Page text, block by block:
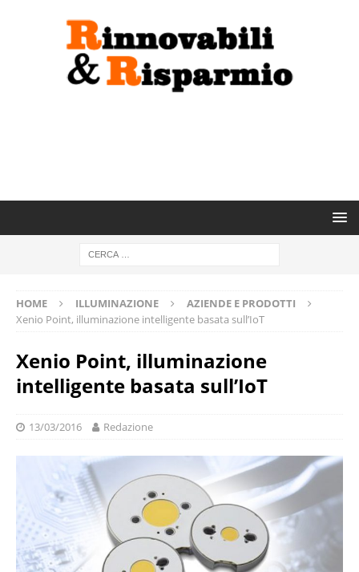
HOME ILLUMINAZIONE
AZIENDE E PRODOTTI
Xenio Point, illuminazione intelligente basata sull’IoT
Xenio Point, illuminazione
intelligente basata sull’IoT
13/03/2016 Redazione